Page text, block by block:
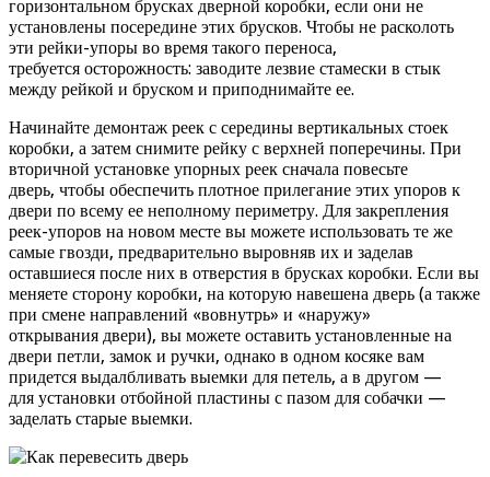
горизонтальном брусках дверной коробки, если они не
установлены посередине этих брусков. Чтобы не расколоть
эти рейки-упоры во время такого переноса,
требуется осторожность: заводите лезвие стамески в стык
между рейкой и бруском и приподнимайте ее.
Начинайте демонтаж реек с середины вертикальных стоек
коробки, а затем снимите рейку с верхней поперечины. При
вторичной установке упорных реек сначала повесьте
дверь, чтобы обеспечить плотное прилегание этих упоров к
двери по всему ее неполному периметру. Для закрепления
реек-упоров на новом месте вы можете использовать те же
самые гвозди, предварительно выровняв их и заделав
оставшиеся после них в отверстия в брусках коробки. Если вы
меняете сторону коробки, на которую навешена дверь (а также
при смене направлений «вовнутрь» и «наружу»
открывания двери), вы можете оставить установленные на
двери петли, замок и ручки, однако в одном косяке вам
придется выдалбливать выемки для петель, а в другом —
для установки отбойной пластины с пазом для собачки —
заделать старые выемки.